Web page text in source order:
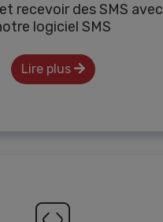
recevoir des SMS avec
logiciel SMS
Lire plus